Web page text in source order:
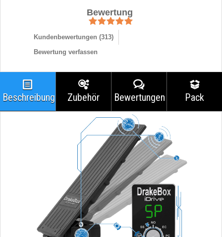
Bewertung
Kundenbewertungen (313)
Bewertung verfassen
Beschreibung Zubehör Bewertungen Pack